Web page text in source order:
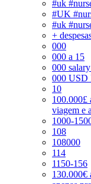
#uk
#UK
#uk
+
000
000 a 15
000
000 USD
10
100.000£
viagem e
1000-
108
108000
114
1150-156
130.000€